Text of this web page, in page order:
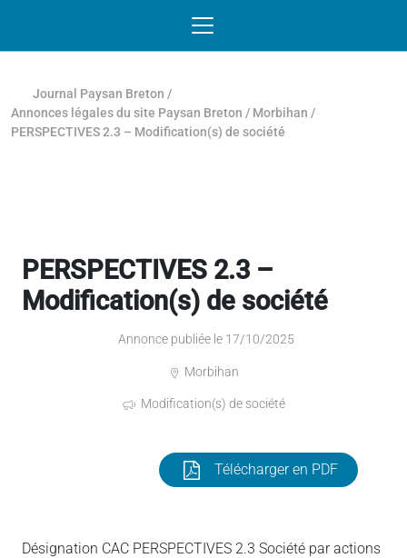
Journal Paysan Breton /
Annonces légales du site Paysan Breton / Morbihan /
PERSPECTIVES 2.3 – Modification(s) de société
PERSPECTIVES 2.3 –
Modification(s) de société
Annonce publiée le 17/10/2025
Morbihan
Modification(s) de société
Télécharger en PDF
Désignation CAC PERSPECTIVES 2.3 Société par actions